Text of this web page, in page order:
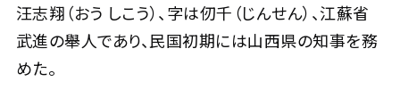
汪志翔（おう しこう）、字は仞千（じんせん）、江蘇省
武進の舉人であり、民国初期には山西県の知事を務
めた。